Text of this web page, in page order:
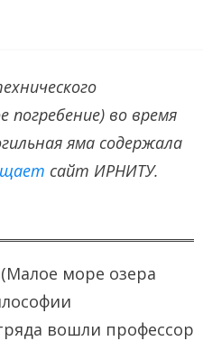
во время
яма содержала
сайт ИРНИТУ.
море озера
вошли профессор